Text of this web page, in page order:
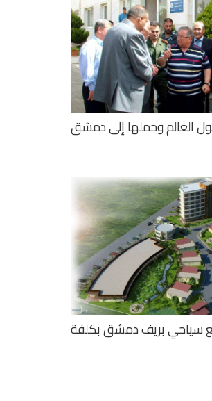
العالم وحملها إلى دمشق
سياحي بريف دمشق بكلفة